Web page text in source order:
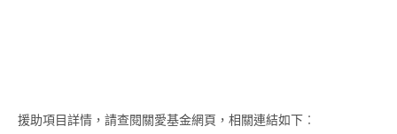
援助項目詳情，請查閱關愛基金網頁，相關連結如下︰